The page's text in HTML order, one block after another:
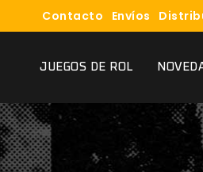
Contacto Envíos
JUEGOS DE ROL